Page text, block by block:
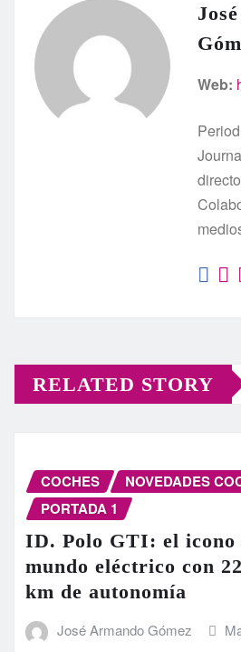
Web:
RELATED STORY
COCHES
NOVEDADES
PORTADA 1
ID. Polo GTI: el icono
mundo eléctrico con
km de autonomía
José Armando Gómez